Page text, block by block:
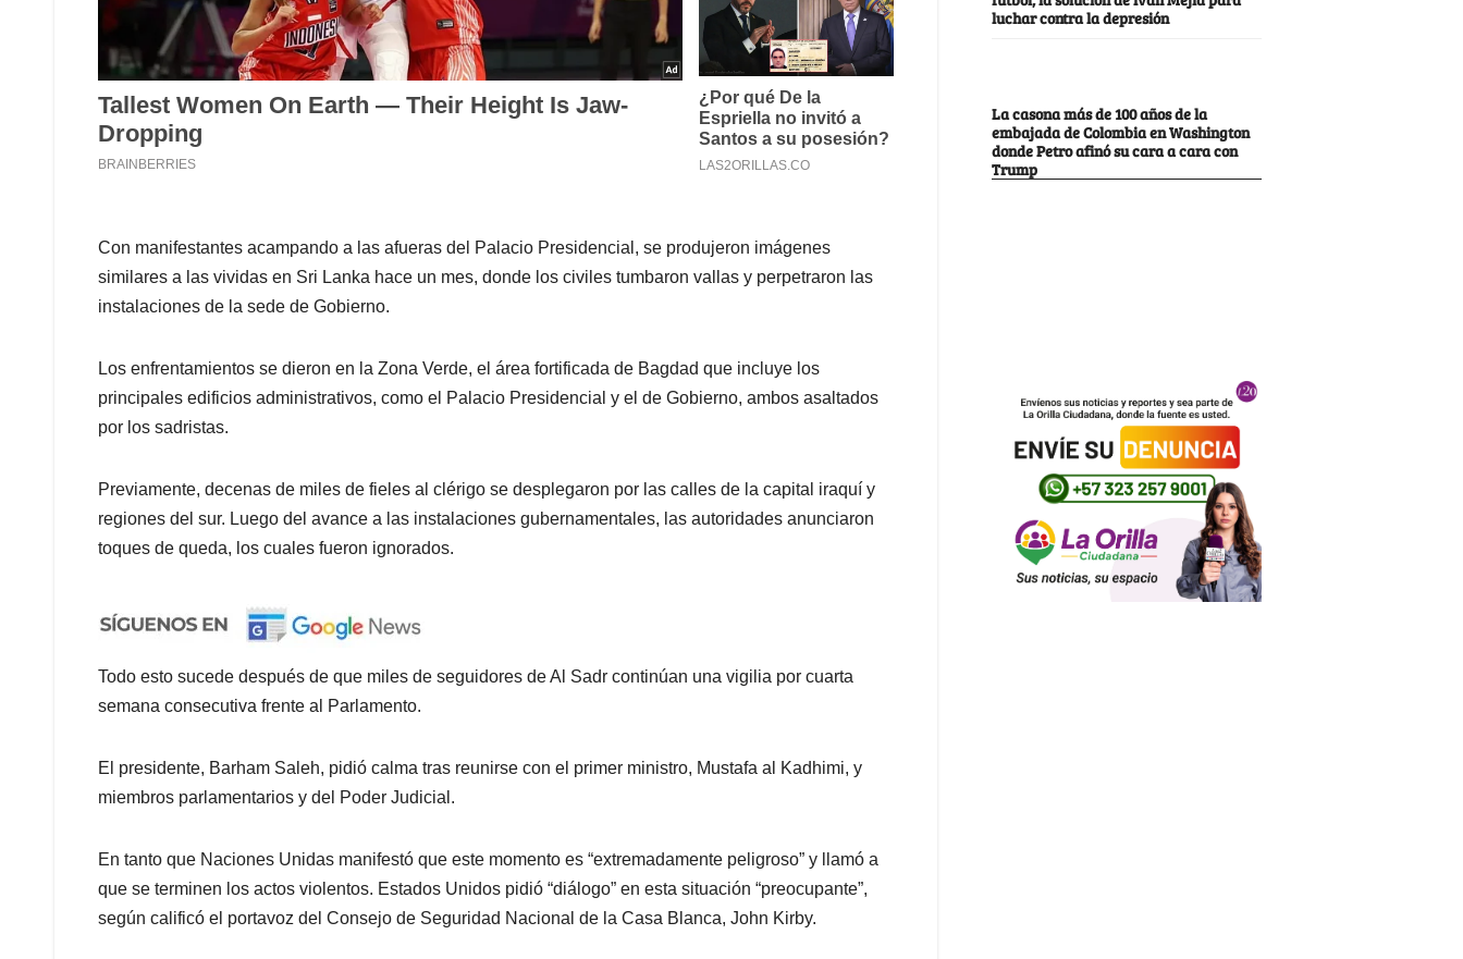
Con manifestantes acampando a las afueras del Palacio Presidencial, se produjeron imágenes
similares a las vividas en Sri Lanka hace un mes, donde los civiles tumbaron vallas y perpetraron las
instalaciones de la sede de Gobierno.
Los enfrentamientos se dieron en la Zona Verde, el área fortificada de Bagdad que incluye los
principales edificios administrativos, como el Palacio Presidencial y el de Gobierno, ambos asaltados
por los sadristas.
Previamente, decenas de miles de fieles al clérigo se desplegaron por las calles de la capital iraquí y
regiones del sur. Luego del avance a las instalaciones gubernamentales, las autoridades anunciaron
toques de queda, los cuales fueron ignorados.
Todo esto sucede después de que miles de seguidores de Al Sadr continúan una vigilia por cuarta
semana consecutiva frente al Parlamento.
El presidente, Barham Saleh, pidió calma tras reunirse con el primer ministro, Mustafa al Kadhimi, y
miembros parlamentarios y del Poder Judicial.
En tanto que Naciones Unidas manifestó que este momento es “extremadamente peligroso” y llamó a
que se terminen los actos violentos. Estados Unidos pidió “diálogo” en esta situación “preocupante”,
según calificó el portavoz del Consejo de Seguridad Nacional de la Casa Blanca, John Kirby.
luchar contra la depresión
La casona más de 100 años de la
embajada de Colombia en Washington
donde Petro afinó su cara a cara con
Trump